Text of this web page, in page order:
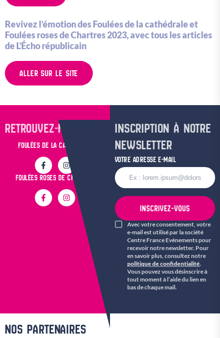
Revivez l’émotion des Foulées de la cathédrale et
Foulées roses de Chartres 2023, avec tous les articles
de L’Écho républicain
ALLER SUR LE SITE
RETROUVEZ-NOUS SUR
FOULÉES DE LA CATHÉDRALE
FOULÉES ROSES DE CHARTRES
INSCRIPTION À NOTRE
NEWSLETTER
VOTRE ADRESSE E-MAIL
INSCRIVEZ-VOUS
Avec votre consentement, votre
e-mail est utilisé par la société
Centre France Evénements pour
recevoir notre newsletter. Pour
en savoir plus, consultez notre
politique de confidentialité.
Vous pouvez vous désinscrire à
tout moment à l’aide du lien en
bas de chaque mail.
NOS PARTENAIRES